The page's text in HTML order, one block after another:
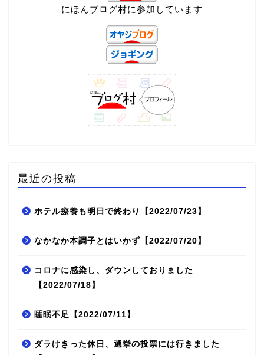
にほんブログ村に参加しています
最近の投稿
ホテル療養も明日で終わり【2022/07/23】
なかなか本調子とはいかず【2022/07/20】
コロナに感染し、ダウンしておりました
【2022/07/18】
睡眠不足【2022/07/11】
ダラけきった休日、選挙の投票には行きました